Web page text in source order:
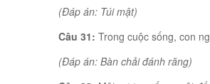
(Đáp án: Túi mật)
Câu 31: Trong cuộc sống, con
(Đáp án: Bàn chải đánh răng)